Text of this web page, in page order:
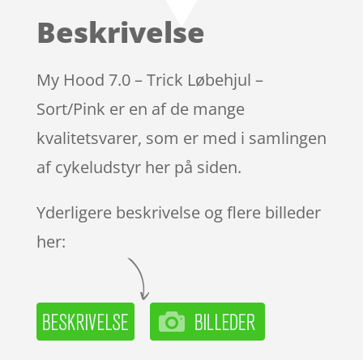
Beskrivelse
My Hood 7.0 – Trick Løbehjul –
Sort/Pink er en af de mange
kvalitetsvarer, som er med i samlingen
af cykeludstyr her på siden.
Yderligere beskrivelse og flere billeder
her: